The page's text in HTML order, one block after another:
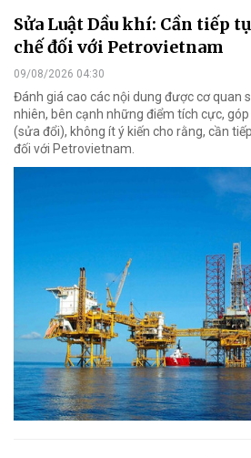
Sửa Luật Dầu khí: Cần tiếp
chế đối với Petrovietnam
09/08/2026 04:30
Đánh giá cao các nội dung được cơ quan
nhiên, bên cạnh những điểm tích cực,
(sửa đổi), không ít ý kiến cho rằng, cần
đối với Petrovietnam.